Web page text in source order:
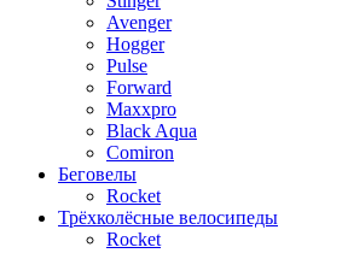
Avenger
Hogger
Pulse
Forward
Maxxpro
Black Aqua
Comiron
Беговелы
Rocket
Трёхколёсные велосипеды
Rocket